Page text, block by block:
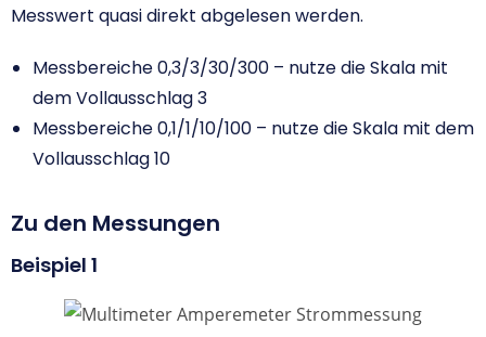
Messwert quasi direkt abgelesen werden.
Messbereiche 0,3/3/30/300 – nutze die Skala mit
dem Vollausschlag 3
Messbereiche 0,1/1/10/100 – nutze die Skala mit dem
Vollausschlag 10
Zu den Messungen
Beispiel 1